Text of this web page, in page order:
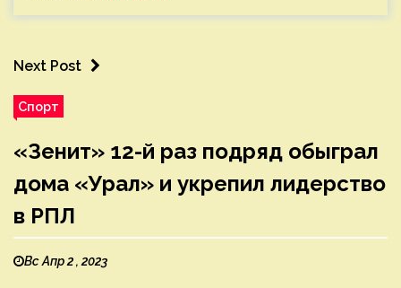
Next Post
Спорт
«Зенит» 12-й раз подряд обыграл
дома «Урал» и укрепил лидерство
в РПЛ
Вс Апр 2 , 2023